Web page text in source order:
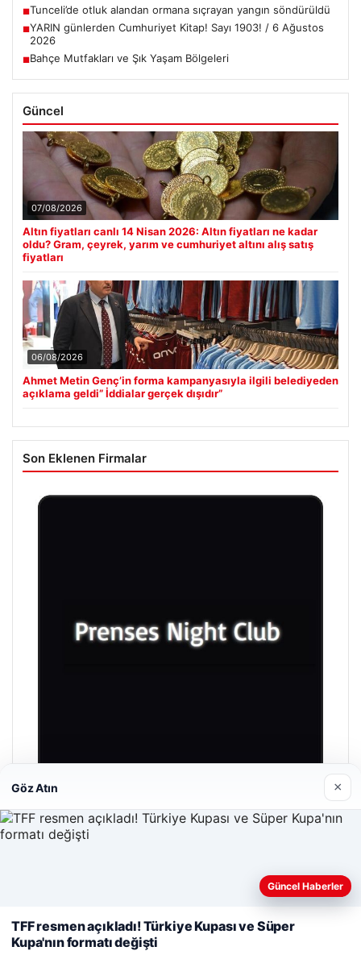
■Tunceli’de otluk alandan ormana sıçrayan yangın söndürüldü
■YARIN günlerden Cumhuriyet Kitap! Sayı 1903! / 6 Ağustos
2026
■Bahçe Mutfakları ve Şık Yaşam Bölgeleri
Güncel
07/08/2026
Altın fiyatları canlı 14 Nisan 2026: Altın fiyatları ne kadar
oldu? Gram, çeyrek, yarım ve cumhuriyet altını alış satış
fiyatları
06/08/2026
Ahmet Metin Genç’in forma kampanyasıyla ilgili belediyeden
açıklama geldi” İddialar gerçek dışıdır”
Son Eklenen Firmalar
Prenses Night Club
29/04/2026
Web sitemizi nasıl kullandığınızı daha iyi anlayabilmek,
kullanıyoruz.Çerez Politikamız
Göz Atın ×
Güncel Haberler
TFF resmen açıkladı! Türkiye Kupası ve Süper
Kupa'nın formatı değişti